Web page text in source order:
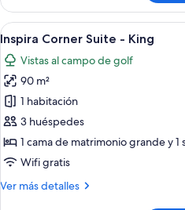
Business
Suite
Abrir
todas
las
fotos
de
Inspira
Corner
Suite
King
5
Inspira Corner Suite - King
Vistas al campo de golf
90 m²
1 habitación
3 huéspedes
1 cama de matrimonio grande y 1
Wifi gratis
Ver más detalles
Más